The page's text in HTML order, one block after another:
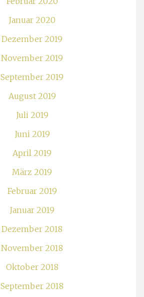
Januar 2020
Dezember 2019
November 2019
September 2019
August 2019
Juli 2019
Juni 2019
April 2019
März 2019
Februar 2019
Januar 2019
Dezember 2018
November 2018
Oktober 2018
September 2018